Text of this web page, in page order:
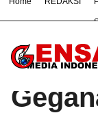
# Bekasi
Beranda/Berita